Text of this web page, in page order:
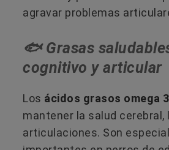
agravar problemas
🐟 Grasas
cognitivo y articular
Los ácidos grasos omega 3
mantener la salud cerebral,
articulaciones. Son